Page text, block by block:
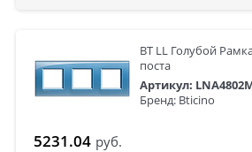
BT LL Голубой
поста
Артикул:
Бренд: Bticino
5231.04 руб.